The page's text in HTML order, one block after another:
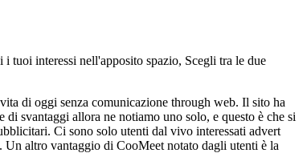
tuoi interessi nell'apposito spazio, Scegli tra le due
di oggi senza comunicazione through web. Il sito ha
svantaggi allora ne notiamo uno solo, e questo è che si
Ci sono solo utenti dal vivo interessati advert
Un altro vantaggio di CooMeet notato dagli utenti è la